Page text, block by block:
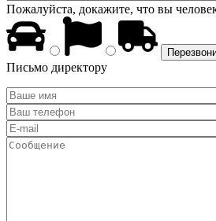
Пожалуйста, докажите, что вы
Письмо директору